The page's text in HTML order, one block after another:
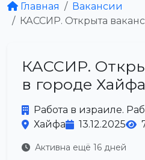
Главная
Вакансии
КАССИР. Открыта
КАССИР.
в городе Хайфа
Работа в израиле.
Хайфа
13.12.2025
Активна ещё 16 дней